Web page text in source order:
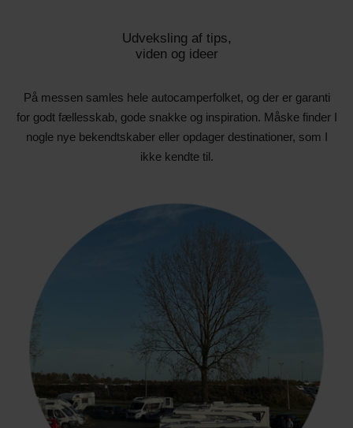
Udveksling af tips,
viden og ideer
På messen samles hele autocamperfolket, og der er garanti
for godt fællesskab, gode snakke og inspiration. Måske finder I
nogle nye bekendtskaber eller opdager destinationer, som I
ikke kendte til.